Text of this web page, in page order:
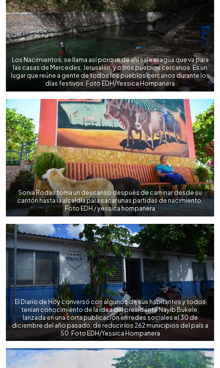
Los Nacimientos, se llama así porque de ahí sale el agua que va para
las casas de Mercedes, Jerusalén, y otros pueblos cercanos. Es un
lugar que reúne a gente de todos los pueblos cercanos durante los
días festivos. Foto EDH/Yessica Hompanera
Sonia Rodas toma un descanso después de caminar desde su
cantón hasta la alcaldía para sacar unas partidas de nacimiento.
Foto EDH / yessica hompanera
El Diario de Hoy conversó con algunos de sus habitantes y todos
tenían conocimiento de la idea del presidente Nayib Bukele,
lanzada en una corta publicación en redes sociales el 30 de
diciembre del año pasado, de reducir los 262 municipios del país a
50. Foto EDH/Yessica Hompanera